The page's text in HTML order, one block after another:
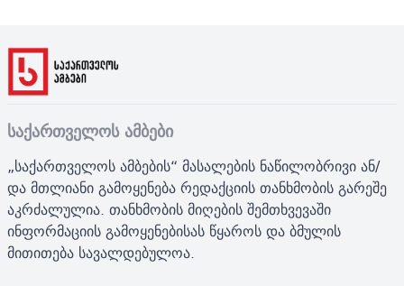
საქართველოს ამბები
„საქართველოს ამბების“ მასალების ნაწილობრივი ან/
და მთლიანი გამოყენება რედაქციის თანხმობის გარეშე
აკრძალულია. თანხმობის მიღების შემთხვევაში
ინფორმაციის გამოყენებისას წყაროს და ბმულის
მითითება სავალდებულოა.